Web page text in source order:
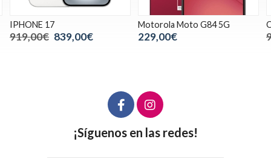
Motorola Moto G84 5G
229,00€
Oppo Find X9 negro
999,00€
¡Síguenos en las redes!